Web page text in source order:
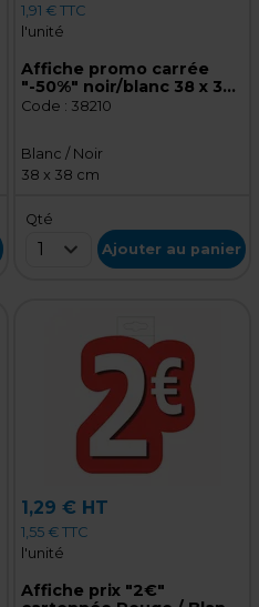
1,91 € TTC
l'unité
Affiche promo carrée
"-50%" noir/blanc 38 x 38
cm - Affiche Soldes
Code : 38210
Blanc / Noir
38 x 38 cm
Qté
1 Ajouter au panier
1,29 € HT
1,55 € TTC
l'unité
Affiche prix "2€"